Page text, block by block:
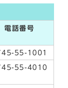
電話番号
55-1001
55-4010